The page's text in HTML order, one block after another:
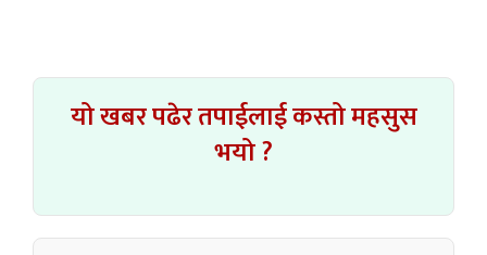
यो खबर पढेर तपाईलाई कस्तो महसुस
भयो ?